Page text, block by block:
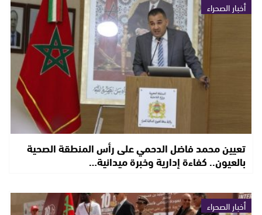
أخبار الصحراء
تعيين محمد فاضل الدحمي على رأس المنطقة الصحية
بالعيون.. كفاءة إدارية وخبرة ميدانية…
أخبار الصحراء